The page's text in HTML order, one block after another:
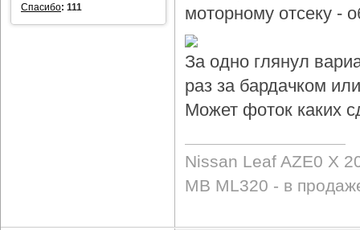
Спасибо: 111
моторному отсеку -
За одно глянул
раз за бардачком
Может фоток каких
Nissan Leaf AZE0 X
MB ML320 - в